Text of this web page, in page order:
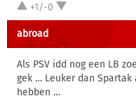
+1/-0
abroad
Als PSV idd nog een LB
gek … Leuker dan
hebben …